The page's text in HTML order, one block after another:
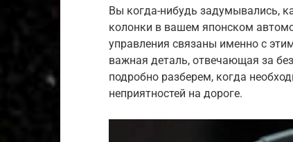
Вы когда-нибудь задумывались,
колонки в вашем японском
управления связаны именно с
важная деталь, отвечающая за
подробно разберем, когда
неприятностей на дороге.